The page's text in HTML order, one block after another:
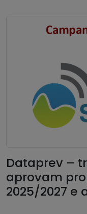
Dataprev –
aprovam
2025/2027 e